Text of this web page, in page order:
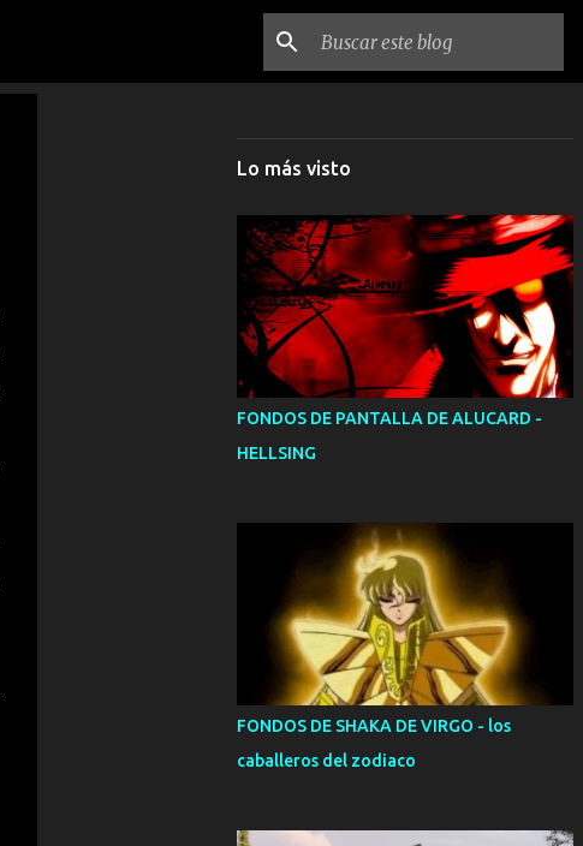
Lo más visto
FONDOS DE PANTALLA DE ALUCARD -
HELLSING
FONDOS DE SHAKA DE VIRGO - los
caballeros del zodiaco